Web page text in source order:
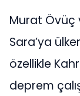
Murat Övüç
Sara’ya
özellikle
deprem